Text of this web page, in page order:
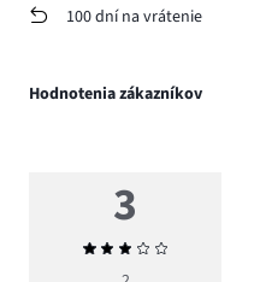
100 dní na vrátenie
Hodnotenia zákazníkov
3
Priemerné
hodnotenie